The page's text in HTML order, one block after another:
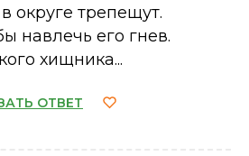
округе трепещут.
навлечь его гнев.
хищника...
ОТВЕТ